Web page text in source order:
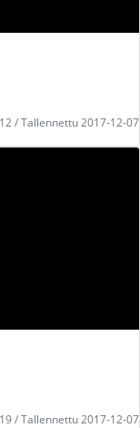
/ Tallennettu 2017-12-07
/ Tallennettu 2017-12-07